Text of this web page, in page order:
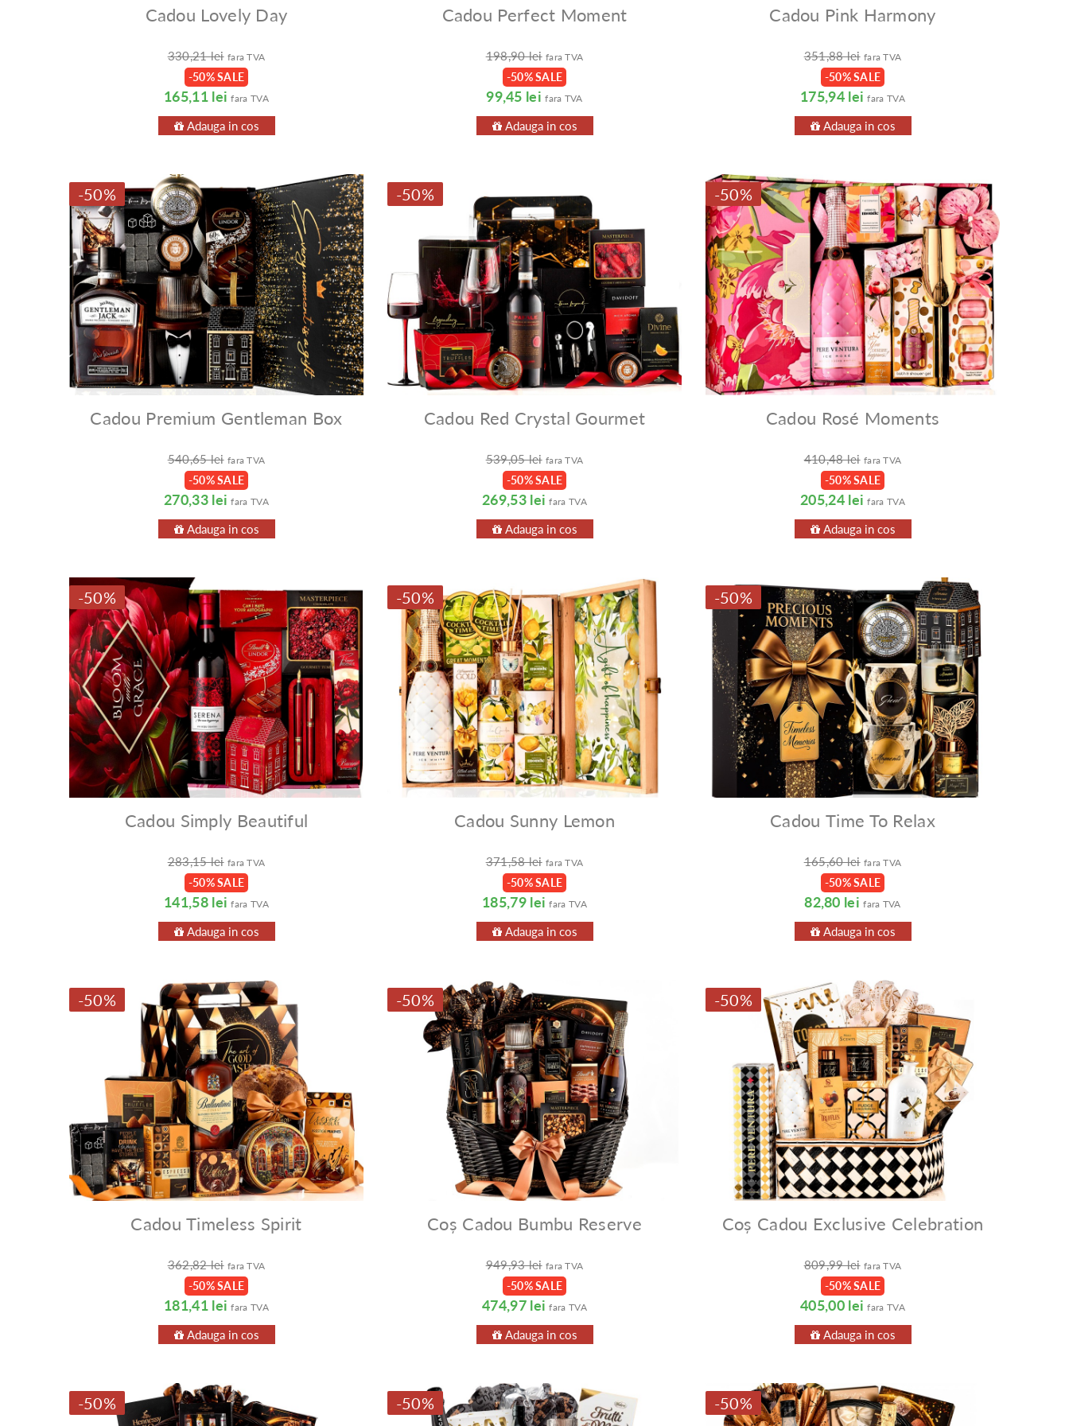
Cadou Lovely Day
330,21 lei fara TVA
-50% SALE
165,11 lei fara TVA
Adauga in cos
Cadou Perfect Moment
198,90 lei fara TVA
-50% SALE
99,45 lei fara TVA
Adauga in cos
Cadou Pink Harmony
351,88 lei fara TVA
-50% SALE
175,94 lei fara TVA
Adauga in cos
-50%
Cadou Premium Gentleman Box
540,65 lei fara TVA
-50% SALE
270,33 lei fara TVA
Adauga in cos
-50%
Cadou Red Crystal Gourmet
539,05 lei fara TVA
-50% SALE
269,53 lei fara TVA
Adauga in cos
-50%
Cadou Rosé Moments
410,48 lei fara TVA
-50% SALE
205,24 lei fara TVA
Adauga in cos
-50%
Cadou Simply Beautiful
283,15 lei fara TVA
-50% SALE
141,58 lei fara TVA
Adauga in cos
-50%
Cadou Sunny Lemon
371,58 lei fara TVA
-50% SALE
185,79 lei fara TVA
Adauga in cos
-50%
Cadou Time To Relax
165,60 lei fara TVA
-50% SALE
82,80 lei fara TVA
Adauga in cos
-50%
Cadou Timeless Spirit
362,82 lei fara TVA
-50% SALE
181,41 lei fara TVA
Adauga in cos
-50%
Coș Cadou Bumbu Reserve
949,93 lei fara TVA
-50% SALE
474,97 lei fara TVA
Adauga in cos
-50%
Coș Cadou Exclusive Celebration
809,99 lei fara TVA
-50% SALE
405,00 lei fara TVA
Adauga in cos
-50% -50% -50%